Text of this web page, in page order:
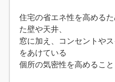
住宅の省エネ性を高める
た壁や天井、
窓に加え、コンセントや
をあけている
個所の気密性を高めること